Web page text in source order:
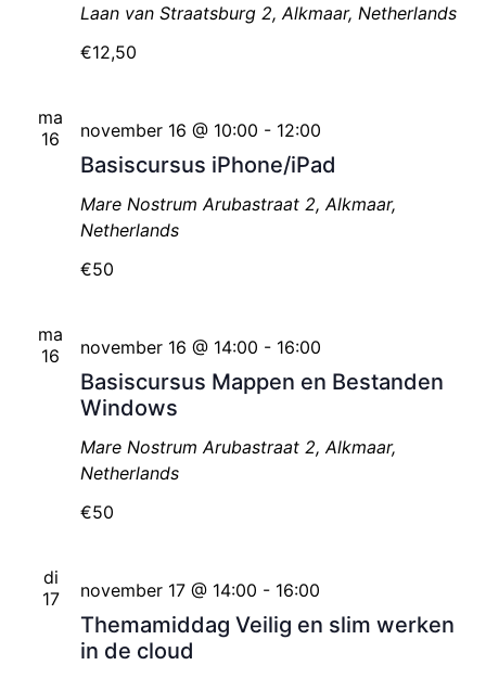
Laan van Straatsburg 2, Alkmaar, Netherlands
€12,50
ma
16
Basiscursus iPhone/iPad
november 16 @ 10:00 - 12:00
Mare NostrumArubastraat 2, Alkmaar,
Netherlands
€50
ma
16
Basiscursus Mappen en Bestanden
Windows
november 16 @ 14:00 - 16:00
Mare NostrumArubastraat 2, Alkmaar,
Netherlands
€50
di
17
Themamiddag Veilig en slim werken
in de cloud
november 17 @ 14:00 - 16:00